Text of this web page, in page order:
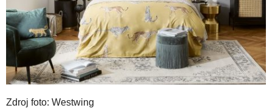
Zdroj foto: Westwing